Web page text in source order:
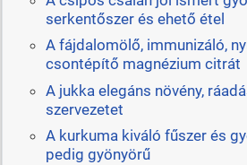
serkentőszer és ehető étel
A fájdalomölő, immunizáló,
csontépítő magnézium citrát
A jukka elegáns növény,
szervezetet
A kurkuma kiváló fűszer és
pedig gyönyörű